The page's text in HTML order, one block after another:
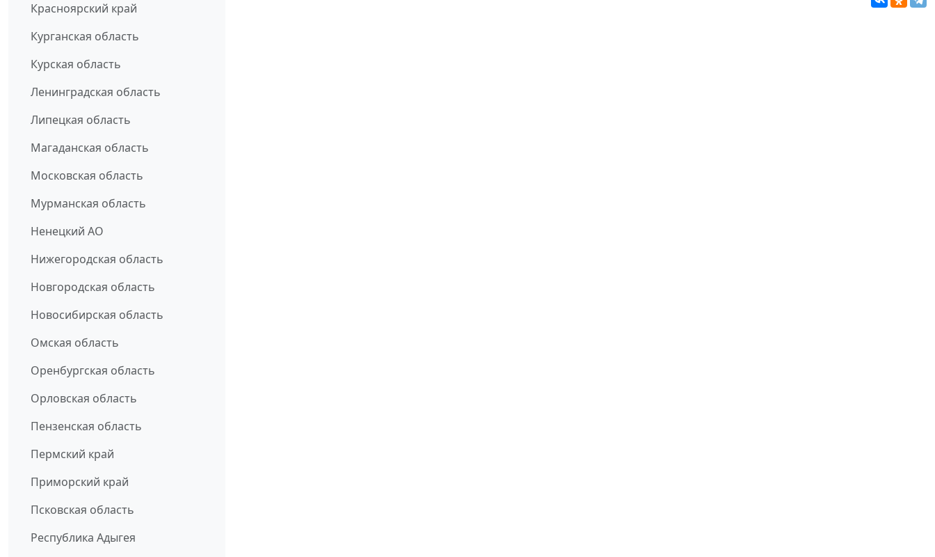
Красноярский край
Курганская область
Курская область
Ленинградская область
Липецкая область
Магаданская область
Московская область
Мурманская область
Ненецкий АО
Нижегородская область
Новгородская область
Новосибирская область
Омская область
Оренбургская область
Орловская область
Пензенская область
Пермский край
Приморский край
Псковская область
Республика Адыгея